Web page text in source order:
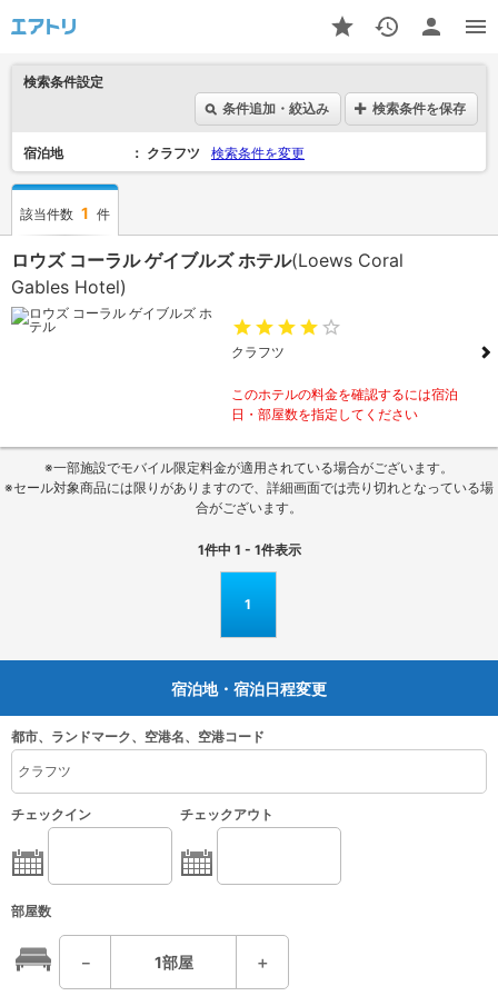
検索条件設定
条件追加・絞込み
検索条件を保存
宿泊地 クラフツ 検索条件を変更
該当件数 1 件
ロウズ コーラル ゲイブルズ ホテル(Loews Coral
Gables Hotel)
クラフツ
このホテルの料金を確認するには宿泊
日・部屋数を指定してください
※一部施設でモバイル限定料金が適用されている場合がございます。
※セール対象商品には限りがありますので、詳細画面では売り切れとなっている場
合がございます。
1件中 1 - 1件表示
1
宿泊地・宿泊日程変更
都市、ランドマーク、空港名、空港コード
チェックイン チェックアウト
部屋数
－ 1部屋 ＋